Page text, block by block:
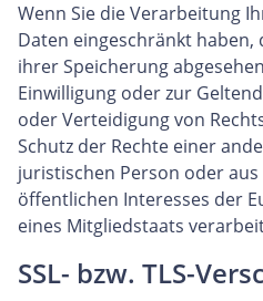
Wenn Sie die Verarbeitung
Daten eingeschränkt haben,
ihrer Speicherung
Einwilligung oder zur
oder Verteidigung von
Schutz der Rechte einer
juristischen Person oder
öffentlichen Interesses der
eines Mitgliedstaats
SSL- bzw. TLS-